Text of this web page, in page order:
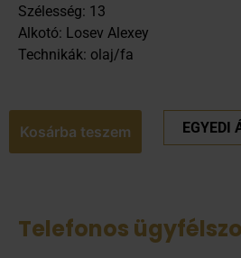
Szélesség: 13
Alkotó: Losev Alexey
Technikák: olaj/fa
Kosárba teszem EGYEDI
Telefonos